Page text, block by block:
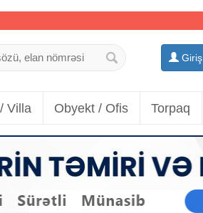
Giriş
Villa Obyekt / Ofis Torpaq